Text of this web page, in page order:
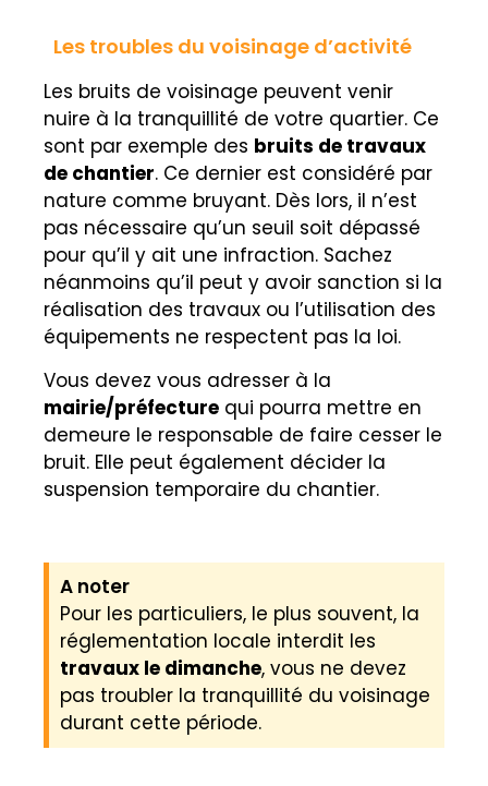
Les troubles du voisinage d’activité
Les bruits de voisinage peuvent venir
nuire à la tranquillité de votre quartier. Ce
sont par exemple des bruits de travaux
de chantier. Ce dernier est considéré par
nature comme bruyant. Dès lors, il n’est
pas nécessaire qu’un seuil soit dépassé
pour qu’il y ait une infraction. Sachez
néanmoins qu’il peut y avoir sanction si la
réalisation des travaux ou l’utilisation des
équipements ne respectent pas la loi.
Vous devez vous adresser à la
mairie/préfecture qui pourra mettre en
demeure le responsable de faire cesser le
bruit. Elle peut également décider la
suspension temporaire du chantier.
A noter
Pour les particuliers, le plus souvent, la
réglementation locale interdit les
travaux le dimanche, vous ne devez
pas troubler la tranquillité du voisinage
durant cette période.